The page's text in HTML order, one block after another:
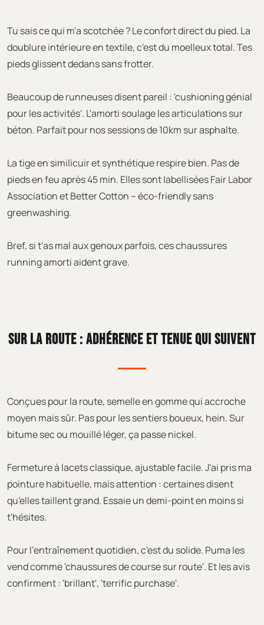
Tu sais ce qui m'a scotchée ? Le confort direct du pied. La
doublure intérieure en textile, c'est du moelleux total. Tes
pieds glissent dedans sans frotter.
Beaucoup de runneuses disent pareil : 'cushioning génial
pour les activités'. L'amorti soulage les articulations sur
béton. Parfait pour nos sessions de 10km sur asphalte.
La tige en similicuir et synthétique respire bien. Pas de
pieds en feu après 45 min. Elles sont labellisées Fair Labor
Association et Better Cotton – éco-friendly sans
greenwashing.
Bref, si t'as mal aux genoux parfois, ces chaussures
running amorti aident grave.
SUR LA ROUTE : ADHÉRENCE ET TENUE QUI SUIVENT
Conçues pour la route, semelle en gomme qui accroche
moyen mais sûr. Pas pour les sentiers boueux, hein. Sur
bitume sec ou mouillé léger, ça passe nickel.
Fermeture à lacets classique, ajustable facile. J'ai pris ma
pointure habituelle, mais attention : certaines disent
qu'elles taillent grand. Essaie un demi-point en moins si
t'hésites.
Pour l'entraînement quotidien, c'est du solide. Puma les
vend comme 'chaussures de course sur route'. Et les avis
confirment : 'brillant', 'terrific purchase'.